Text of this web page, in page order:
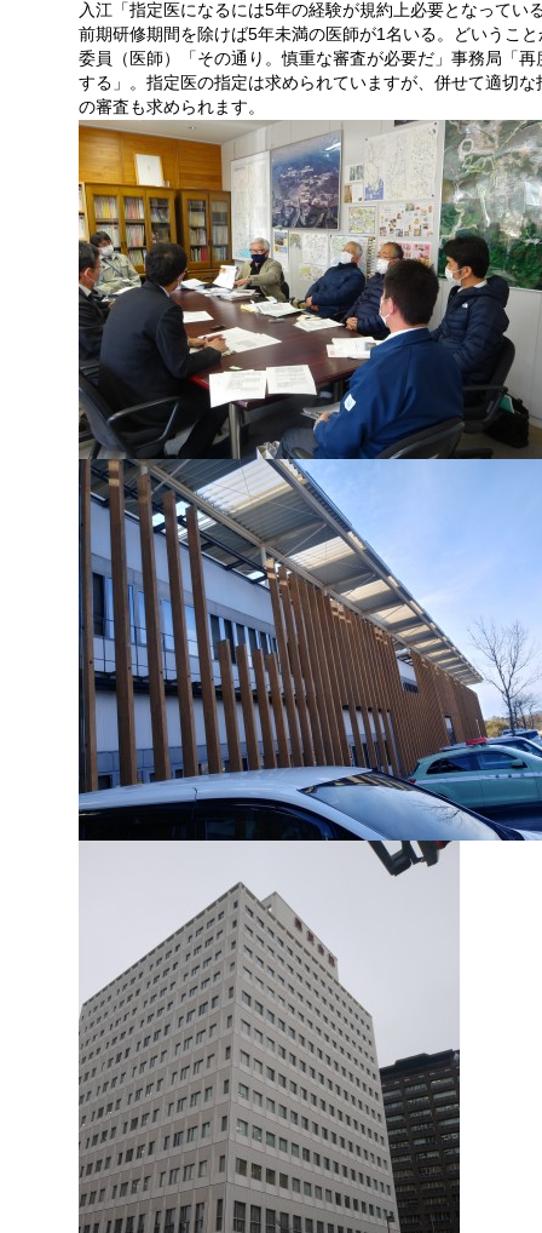
入江「指定医になるには5年の経験が規約上必要となってい
前期研修期間を除けば5年未満の医師が1名いる。どいうこ
委員（医師）「その通り。慎重な審査が必要だ」事務局「再
する」。指定医の指定は求められていますが、併せて適切な
の審査も求められます。